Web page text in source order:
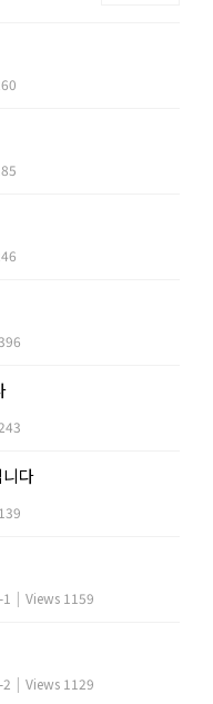
다
| Views 1159
2 | Views 1129